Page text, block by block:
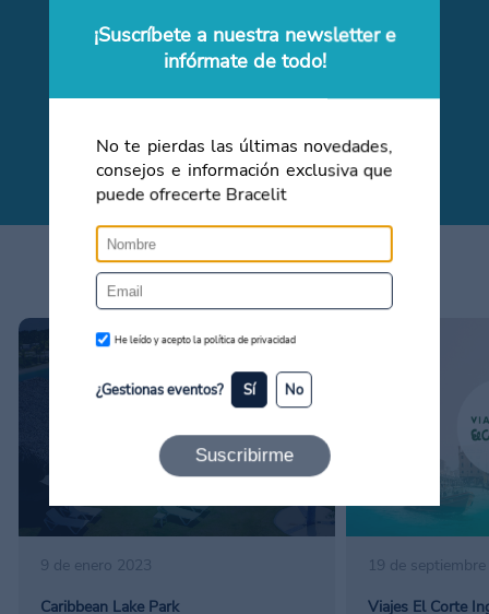
¿Quieres saber más?
Solicita más información sin compromiso
Contacta con nosotros
Artículos relacionados
9 de enero 2023
Caribbean Lake Park
19 de
Viajes El Corte
¡Suscríbete a nuestra newsletter e
infórmate de todo!
No te pierdas las últimas novedades,
consejos e información exclusiva que
puede ofrecerte Bracelit
He leído y acepto la política de privacidad
¿Gestionas eventos? Sí No
Suscribirme